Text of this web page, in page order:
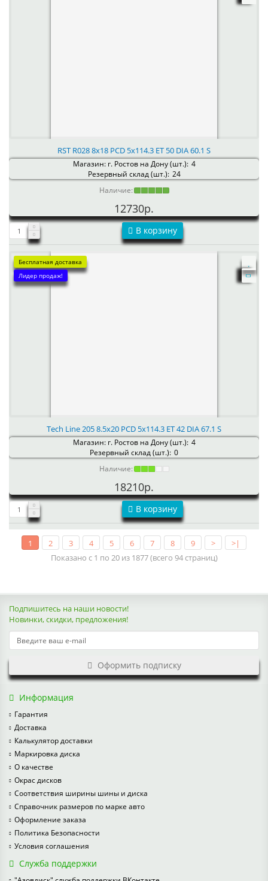
RST R028 8x18 PCD 5x114.3 ET 50 DIA 60.1 S
Магазин: г. Ростов на Дону (шт.): 4
Резервный склад (шт.): 24
Наличие:
12730р.
В корзину
Бесплатная доставка
Лидер продаж!
Tech Line 205 8.5x20 PCD 5x114.3 ET 42 DIA 67.1 S
Магазин: г. Ростов на Дону (шт.): 4
Резервный склад (шт.): 0
Наличие:
18210р.
В корзину
1 2 3 4 5 6 7 8 9 >
>|
Показано с 1 по 20 из 1877 (всего 94 страниц)
Подпишитесь на наши новости!
Новинки, скидки, предложения!
Оформить подписку
Информация
Гарантия
Доставка
Калькулятор доставки
Маркировка диска
О качестве
Окрас дисков
Соответствия ширины шины и диска
Справочник размеров по марке авто
Оформление заказа
Политика Безопасности
Условия соглашения
Служба поддержки